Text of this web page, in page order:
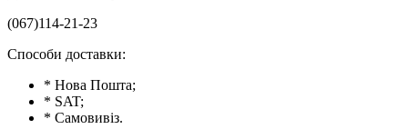
(067)114-21-23
Способи доставки:
* Нова Пошта;
* SAT;
* Самовивіз.